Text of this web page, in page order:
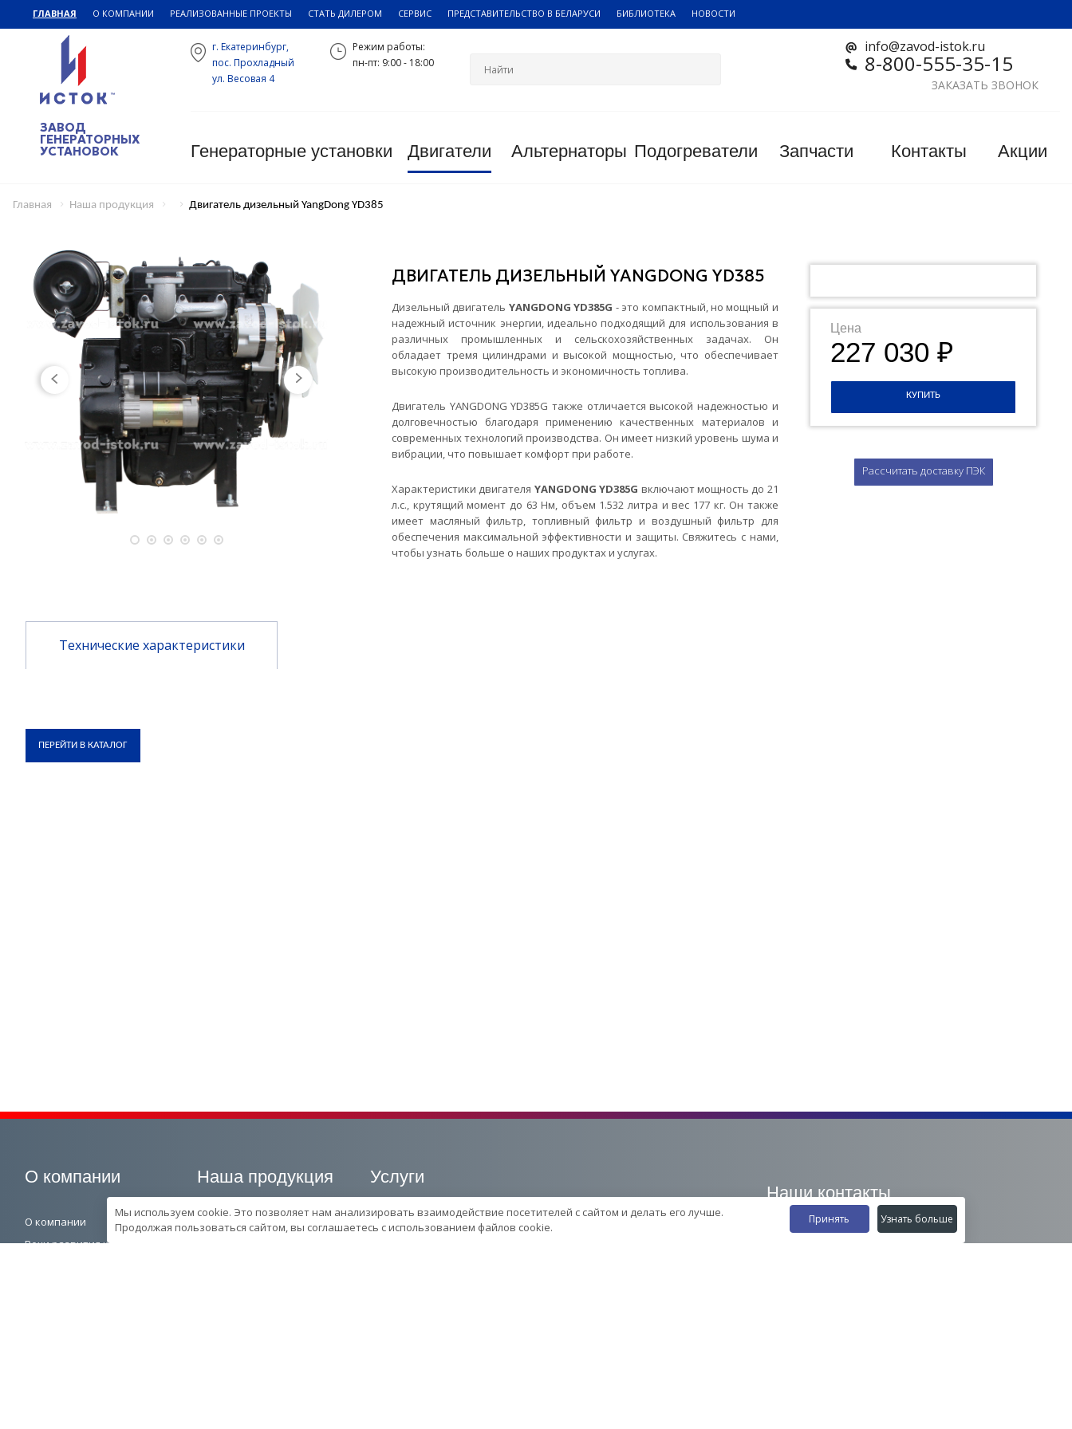
ГЛАВНАЯ О КОМПАНИИ РЕАЛИЗОВАННЫЕ ПРОЕКТЫ СТАТЬ ДИЛЕРОМ СЕРВИС ПРЕДСТАВИТЕЛЬСТВО В БЕЛАРУСИ БИБЛИОТЕКА НОВОСТИ
ЗАВОД
ГЕНЕРАТОРНЫХ
УСТАНОВОК
info@zavod-istok.ru
8-800-555-35-15
ЗАКАЗАТЬ ЗВОНОК
г. Екатеринбург,
пос. Прохладный
ул. Весовая 4
Режим работы:
пн-пт: 9:00 - 18:00
Генераторные установки Двигатели Альтернаторы Подогреватели Запчасти Контакты Акции
Главная Наша продукция Двигатель дизельный YangDong YD385
ДВИГАТЕЛЬ ДИЗЕЛЬНЫЙ YANGDONG YD385
Дизельный двигатель YANGDONG YD385G - это компактный, но мощный и
надежный источник энергии, идеально подходящий для использования в
различных промышленных и сельскохозяйственных задачах. Он
обладает тремя цилиндрами и высокой мощностью, что обеспечивает
высокую производительность и экономичность топлива.
Двигатель YANGDONG YD385G также отличается высокой надежностью и
долговечностью благодаря применению качественных материалов и
современных технологий производства. Он имеет низкий уровень шума и
вибрации, что повышает комфорт при работе.
Характеристики двигателя YANGDONG YD385G включают мощность до 21
л.с., крутящий момент до 63 Нм, объем 1.532 литра и вес 177 кг. Он также
имеет масляный фильтр, топливный фильтр и воздушный фильтр для
обеспечения максимальной эффективности и защиты. Свяжитесь с нами,
чтобы узнать больше о наших продуктах и услугах.
Цена
227 030 ₽
КУПИТЬ
Рассчитать доставку ПЭК
Технические характеристики
ПЕРЕЙТИ В КАТАЛОГ
О компании
О компании
Вехи развития компании
Наша продукция
Генераторные установки
Услуги
Сервисный центр
Наши контакты
8-800-555-35-15
Мы используем cookie. Это позволяет нам анализировать взаимодействие посетителей с сайтом и делать его лучше.
Продолжая пользоваться сайтом, вы соглашаетесь с использованием файлов cookie.
Принять Узнать больше